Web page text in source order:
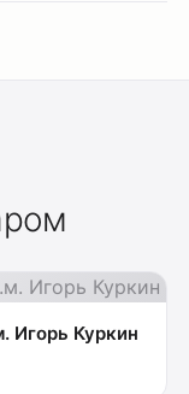
Игорь Куркин